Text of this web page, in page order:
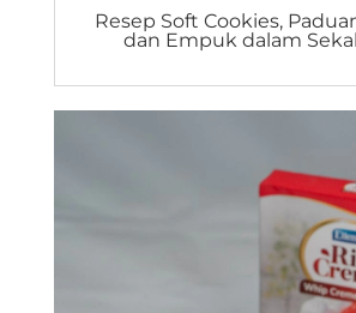
Resep Soft Cookies,
dan Empuk dalam